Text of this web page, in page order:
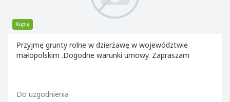
Kupię
Przyjmę grunty rolne w dzierżawę w województwie
małopolskim .Dogodne warunki umowy. Zapraszam
Do uzgodnienia